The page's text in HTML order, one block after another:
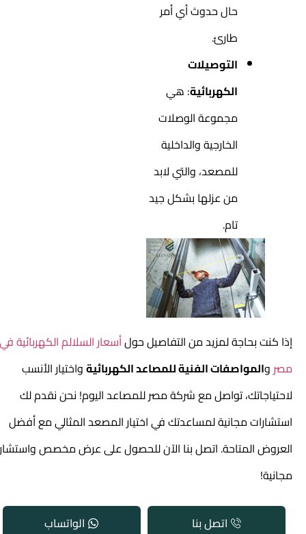
حال حدوث أي أمر
طارئ.
التوصيلات
الكهربائية: هي
مجموعة الوصلات
الخارجية والداخلية
للمصعد، والتي لابد
من عزلها بشكل جيد
تام.
إذا كنت بحاجة لمزيد من التفاصيل حولأسعار السلالم الكهربائية في
مصروالمواصفات الفنية للمصاعد الكهربائيةواختيار الأنسب
لاحتياجاتك، تواصل مع شركة مصر للمصاعد اليوم! نحن نقدم لك
استشارات مجانية لمساعدتك في اختيار المصعد المثالي مع أفضل
العروض المتاحة. اتصل بنا الآن للحصول على عرض مخصص واستشارة
مجانية!
اتصل بنا الواتساب